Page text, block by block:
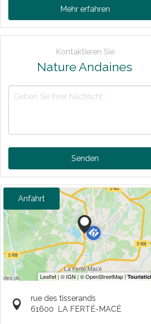
Mehr erfahren
Kontaktieren Sie
Nature Andaines
Senden
Anfahrt
rue des tisserands
61600 LA FERTÉ-MACÉ